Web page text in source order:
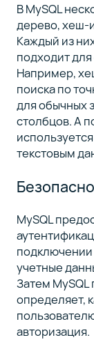
В MySQL
дерево, хеш-
Каждый из
подходит
Например,
поиска по
для обычных
столбцов. А
текстовым
MySQL
подключении
учетные
Затем
определяет,
авторизация.